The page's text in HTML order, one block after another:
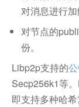
对消息进行加
对节点的
份。
Libp2p支持的
Secp256k1等
即支持多种哈